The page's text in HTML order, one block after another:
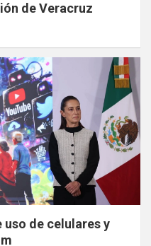
de Veracruz
uso de celulares y